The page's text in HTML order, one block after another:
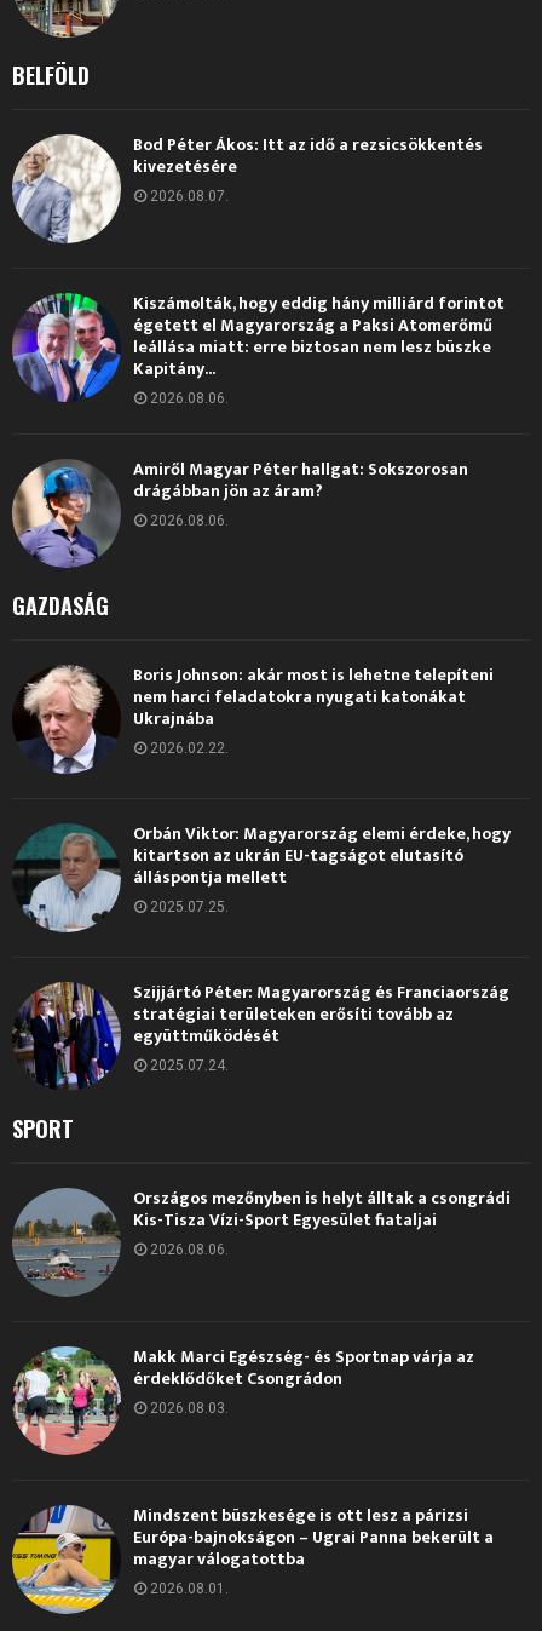
BELFÖLD
Bod Péter Ákos: Itt az idő a rezsicsökkentés
kivezetésére
2026.08.07.
Kiszámolták, hogy eddig hány milliárd forintot
égetett el Magyarország a Paksi Atomerőmű
leállása miatt: erre biztosan nem lesz büszke
Kapitány...
2026.08.06.
Amiről Magyar Péter hallgat: Sokszorosan
drágábban jön az áram?
2026.08.06.
GAZDASÁG
Boris Johnson: akár most is lehetne telepíteni
nem harci feladatokra nyugati katonákat
Ukrajnába
2026.02.22.
Orbán Viktor: Magyarország elemi érdeke, hogy
kitartson az ukrán EU-tagságot elutasító
álláspontja mellett
2025.07.25.
Szijjártó Péter: Magyarország és Franciaország
stratégiai területeken erősíti tovább az
együttműködését
2025.07.24.
SPORT
Országos mezőnyben is helyt álltak a csongrádi
Kis-Tisza Vízi-Sport Egyesület fiataljai
2026.08.06.
Makk Marci Egészség- és Sportnap várja az
érdeklődőket Csongrádon
2026.08.03.
Mindszent büszkesége is ott lesz a párizsi
Európa-bajnokságon – Ugrai Panna bekerült a
magyar válogatottba
2026.08.01.